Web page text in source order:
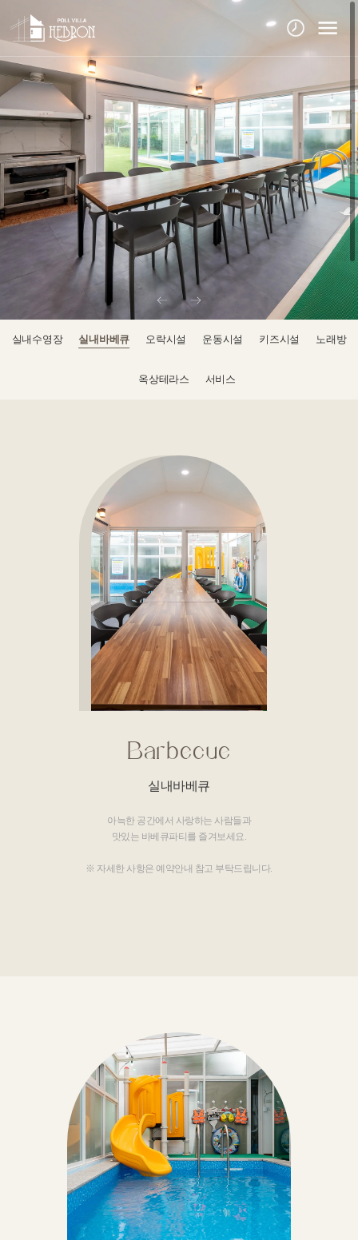
실내수영장 실내바베큐 오락시설 운동시설 키즈시설 노래방
옥상테라스 서비스
Barbecue
실내바베큐
아늑한 공간에서 사랑하는 사람들과
맛있는 바베큐파티를 즐겨보세요.
※ 자세한 사항은 예약안내 참고 부탁드립니다.